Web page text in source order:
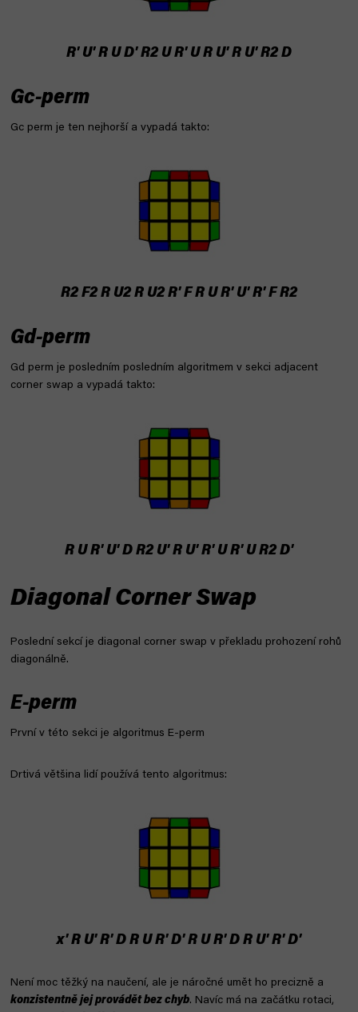
R' U' R U D' R2 U R' U R U' R U' R2 D
Gc-perm
Gc perm je ten nejhorší a vypadá takto:
R2 F2 R U2 R U2 R' F R U R' U' R' F R2
Gd-perm
Gd perm je posledním posledním algoritmem v sekci adjacent
corner swap a vypadá takto:
R U R' U' D R2 U' R U' R' U R' U R2 D'
Diagonal Corner Swap
Poslední sekcí je diagonal corner swap v překladu prohození rohů
diagonálně.
E-perm
První v této sekci je algoritmus E-perm
Drtivá většina lidí používá tento algoritmus:
x' R U' R' D R U R' D' R U R' D R U' R' D'
Není moc těžký na naučení, ale je náročné umět ho precizně a
konzistentně jej provádět bez chyb. Navíc má na začátku rotaci,